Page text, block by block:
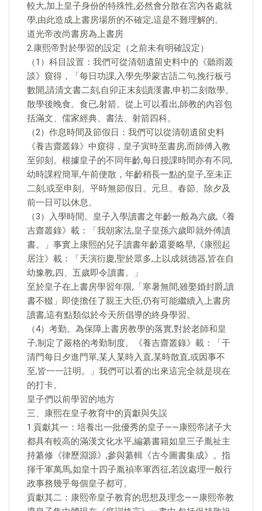
較大,加上皇子身份的特殊性,必然會分散在宮內各處就
學,由此造成上書房場所的不確定,這是不難理解的。
道光帝改尚書房為上書房
2.康熙帝對於學習的設定（之前未有明確設定）
（1）科目設置：我們可從清朝遺留史料中的《聽雨叢
談》窺得，「每日功課,入學先學蒙古語二句,挽行板弓
數開,請清文書二刻,自卯正末刻讀漢書,申初二刻散學。
散學後晚食。食已,射箭。從上可以看出,師教的內容包
括滿文、儒家經典、書法、射箭四科。
（2）作息時間及節假日：我們可以從清朝遺留史料
《養吉齋叢錄》中窺得，皇子寅時至書房,而師傅入教
至卯刻。根據皇子的不同年齡,每日授課時間亦有不同,
幼時課程簡單,午前便散，年齡稍長一點的皇子,至未正
二刻,或至申刻。平時無節假日。元旦、春節、除夕及
前一日可以休息。
（3）入學時間。皇子入學讀書之年齡一般為六歲,《養
吉齋叢錄》載：「我朝家法,皇子皇孫六歲即就外傅讀
書。」事實上康熙的兒子讀書年齡還要略早,《康熙起
居注》載：「天演衍慶,聖於眾多,上以成就德器,皆在自
幼豫教,四、五歲即令讀書。」
至於皇子在上書房學習年限,「寒暑無間,雖娶婚封爵,讀
書不輟」即使擔任了親王大臣,仍有可能繼續入上書房
讀書,這有點類似於今天所倡導的終身學習。
（4）考勤。為保障上書房教學的落實,對於老師和皇
子,制定了嚴格的考勤制度。《養吉齋叢錄》載：「干
清門每日夕進門單,某人某時入直,某時散直,或因事不
至,皆一一註明。」我們可以看的出來這完全就是現在
的打卡。
皇子們以前學習的地方
三、康熙在皇子教育中的貢獻與失誤
1.貢獻其一：培養出一批優秀的皇子——康熙帝諸子大
都具有較高的滿漢文化水平,編纂書籍如皇三子胤祉主
持纂修《律歷淵源》,參與纂輯《古今圖書集成》。指
揮千軍萬馬,如皇十四子胤禎率軍西征,若說處理一般行
政事務幾乎每個皇子都可。
貢獻其二：康熙帝皇子教育的思想及理念——康熙帝教